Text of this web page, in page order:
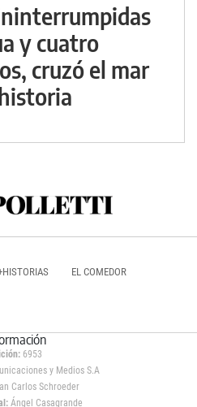
y cuatro
cruzó el mar
EL COMEDOR
6953
y Medios S.A
Carlos Schroeder
Ángel Casagrande